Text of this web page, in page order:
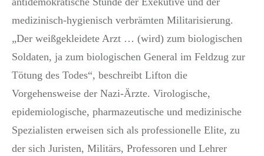
medizinisch-hygienisch verbrämten Militarisierung.
„Der weißgekleidete Arzt … (wird) zum biologischen
Soldaten, ja zum biologischen General im Feldzug zur
Tötung des Todes“, beschreibt Lifton die
Vorgehensweise der Nazi-Ärzte. Virologische,
epidemiologische, pharmazeutische und medizinische
Spezialisten erweisen sich als professionelle Elite, zu
der sich Juristen, Militärs, Professoren und Lehrer